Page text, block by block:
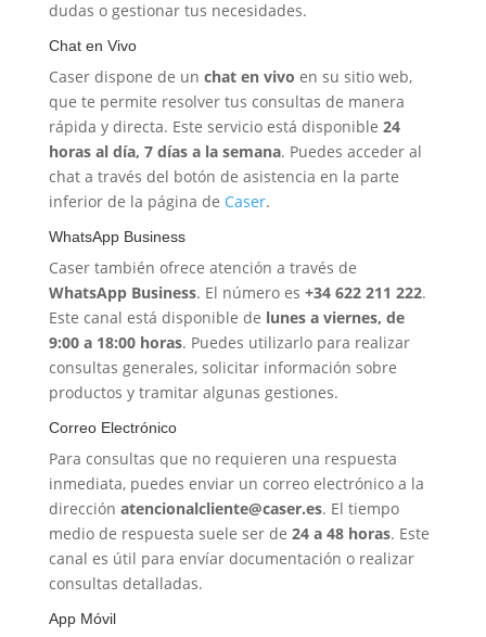
dudas o gestionar tus necesidades.
Chat en Vivo
Caser dispone de un chat en vivo en su sitio web,
que te permite resolver tus consultas de manera
rápida y directa. Este servicio está disponible 24
horas al día, 7 días a la semana. Puedes acceder al
chat a través del botón de asistencia en la parte
inferior de la página de Caser.
WhatsApp Business
Caser también ofrece atención a través de
WhatsApp Business. El número es +34 622 211 222.
Este canal está disponible de lunes a viernes, de
9:00 a 18:00 horas. Puedes utilizarlo para realizar
consultas generales, solicitar información sobre
productos y tramitar algunas gestiones.
Correo Electrónico
Para consultas que no requieren una respuesta
inmediata, puedes enviar un correo electrónico a la
dirección atencionalcliente@caser.es. El tiempo
medio de respuesta suele ser de 24 a 48 horas. Este
canal es útil para envíar documentación o realizar
consultas detalladas.
App Móvil